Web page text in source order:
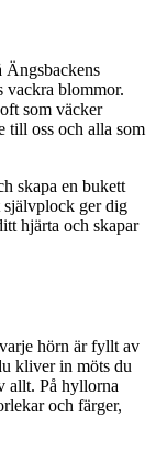
vackra blommor.
som väcker
till oss och alla som
skapa en bukett
ger dig
hjärta och skapar
hörn är fyllt av
kliver in möts du
allt. På hyllorna
och färger,